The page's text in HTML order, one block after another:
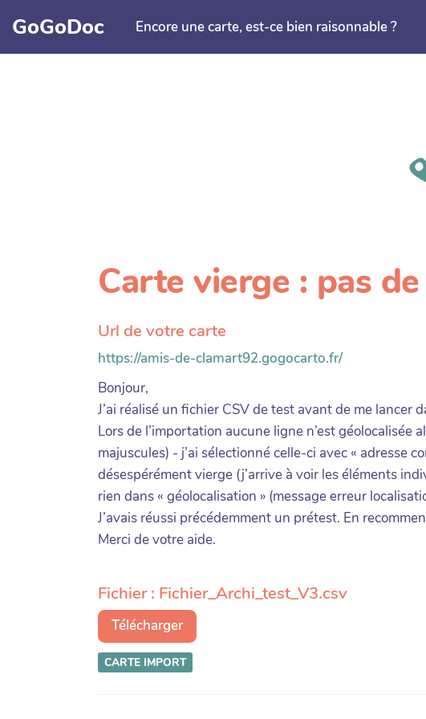
Aller au contenu principal
GoGoDoc Encore une carte, est-ce bien raisonnable ?
Carte vierge : pas
Url de votre carte
https://amis-de-clamart92.gogocarto.fr/
Bonjour,
J’ai réalisé un fichier CSV de test avant de me lancer
Lors de l’importation aucune ligne n’est géolocalisée
majuscules) - j’ai sélectionné celle-ci avec « adresse
désespérément vierge (j’arrive à voir les éléments
rien dans « géolocalisation » (message erreur
J’avais réussi précédemment un prétest. En
Merci de votre aide.
Fichier : Fichier_Archi_test_V3.csv
Télécharger
CARTE IMPORT